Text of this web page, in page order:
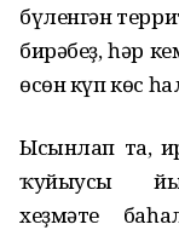
бүленгән
бирәбеҙ, һәр
өсөн күп көс
Ысынлап та,
ҡуйыусы
хеҙмәте